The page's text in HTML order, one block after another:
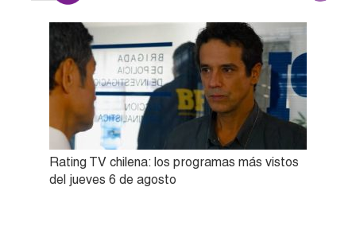
Rating TV chilena: los programas más vistos
del jueves 6 de agosto